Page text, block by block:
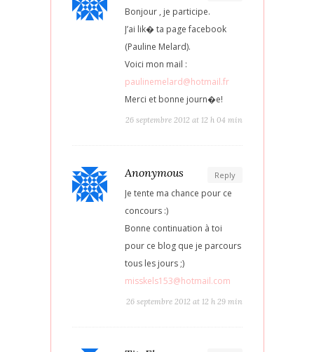
Bonjour , je participe.
J’ai lik� ta page facebook
(Pauline Melard).
Voici mon mail :
paulinemelard@hotmail.fr
Merci et bonne journ�e!
26 septembre 2012 at 12 h 04 min
Reply
Anonymous
Je tente ma chance pour ce
concours :)
Bonne continuation à toi
pour ce blog que je parcours
tous les jours ;)
misskels153@hotmail.com
26 septembre 2012 at 12 h 29 min